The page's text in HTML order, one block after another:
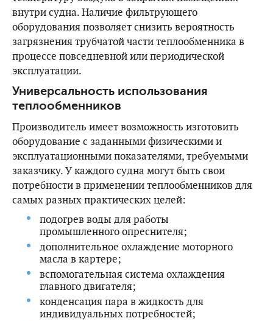
внутри судна. Наличие фильтрующего
оборудования позволяет снизить вероятность
загрязнения трубчатой части теплообменника в
процессе повседневной или периодической
эксплуатации.
Универсальность использования
теплообменников
Производитель имеет возможность изготовить
оборудование с заданными физическими и
эксплуатационными показателями, требуемыми
заказчику. У каждого судна могут быть свои
потребности в применении теплообменников для
самых разных практических целей:
подогрев воды для работы
промышленного опреснителя;
дополнительное охлаждение моторного
масла в картере;
вспомогательная система охлаждения
главного двигателя;
конденсация пара в жидкость для
индивидуальных потребностей;